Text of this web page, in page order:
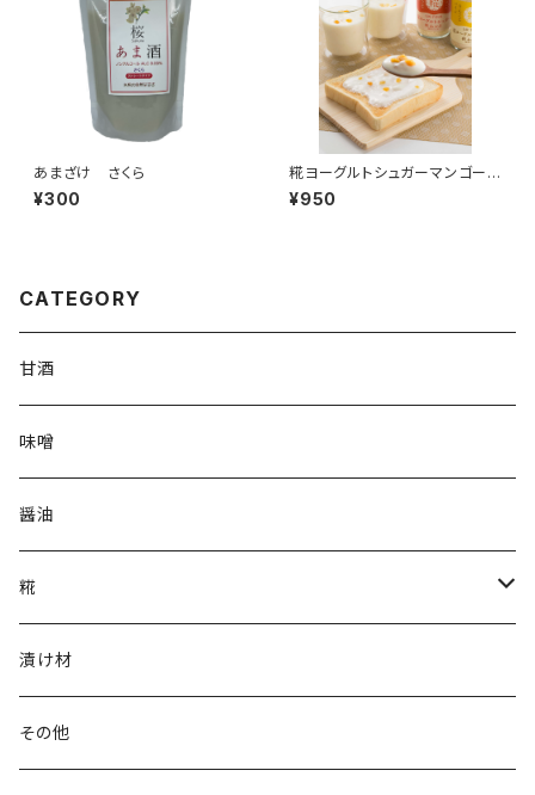
あまざけ さくら
¥300
糀ヨーグルトシュガーマンゴーと
アップル
¥950
CATEGORY
甘酒
味噌
醤油
糀
乾燥米こうじ
塩こうじ
漬け材
その他